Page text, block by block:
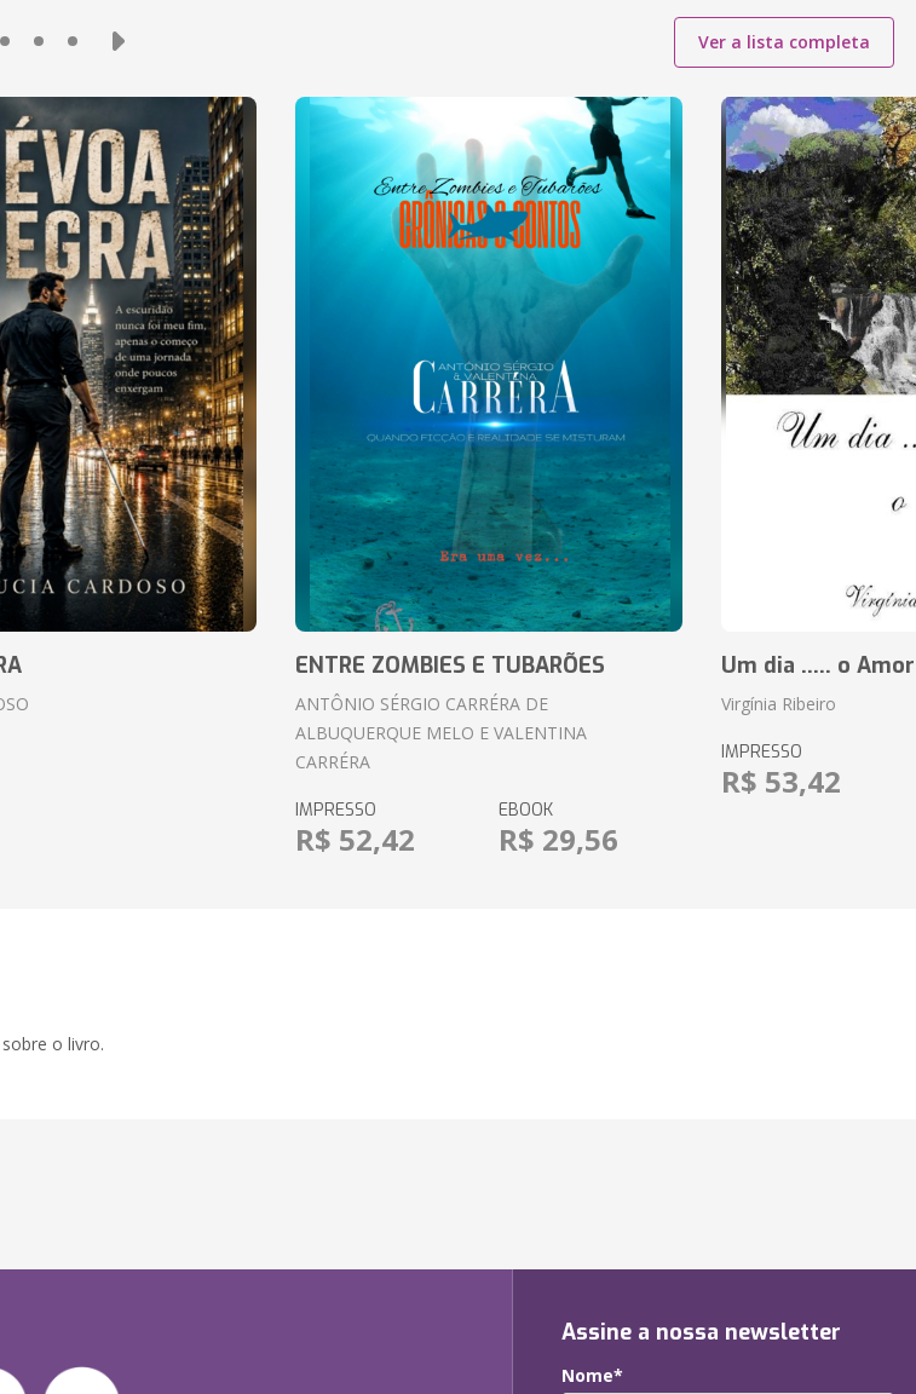
Ver a lista completa
ENTRE ZOMBIES E TUBARÕES
ANTÔNIO SÉRGIO CARRÉRA DE
ALBUQUERQUE MELO E VALENTINA
CARRÉRA
IMPRESSO
R$ 52,42
EBOOK
R$ 29,56
Um dia ..... o Amor
Virgínia Ribeiro
IMPRESSO
R$ 53,42
o livro.
Assine a nossa newsletter
Nome*